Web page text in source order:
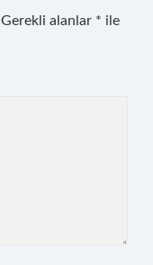
Gerekli alanlar * ile